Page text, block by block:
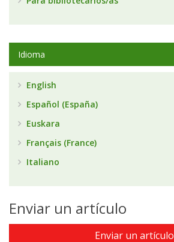
Idioma
English
Español (España)
Euskara
Français (France)
Italiano
Enviar un artículo
Enviar un artículo